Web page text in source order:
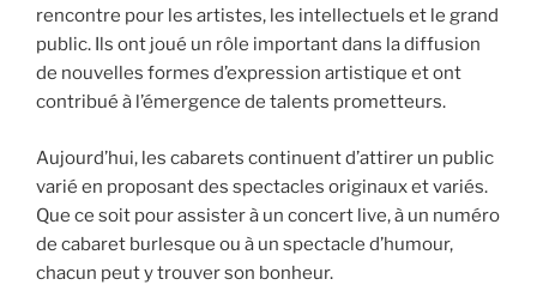
rencontre pour les artistes, les intellectuels et le grand
public. Ils ont joué un rôle important dans la diffusion
de nouvelles formes d’expression artistique et ont
contribué à l’émergence de talents prometteurs.
Aujourd’hui, les cabarets continuent d’attirer un public
varié en proposant des spectacles originaux et variés.
Que ce soit pour assister à un concert live, à un numéro
de cabaret burlesque ou à un spectacle d’humour,
chacun peut y trouver son bonheur.